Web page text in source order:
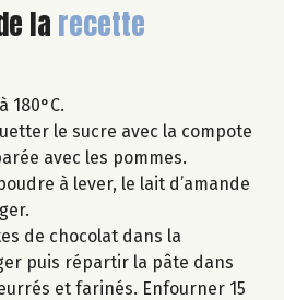
larecette
180°C.
le sucre avec la compote
avec les pommes.
à lever, le lait d’amande
de chocolat dans la
puis répartir la pâte dans
et farinés. Enfourner 15